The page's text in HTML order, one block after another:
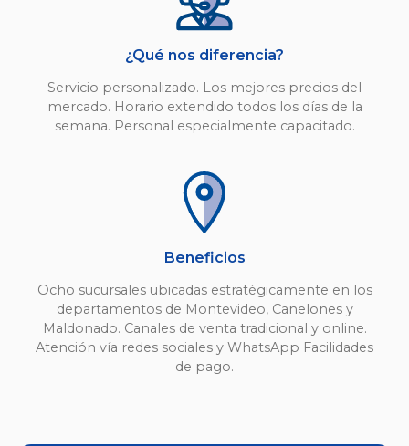
¿Qué nos diferencia?
Servicio personalizado. Los mejores precios del
mercado. Horario extendido todos los días de la
semana. Personal especialmente capacitado.
Beneficios
Ocho sucursales ubicadas estratégicamente en los
departamentos de Montevideo, Canelones y
Maldonado. Canales de venta tradicional y online.
Atención vía redes sociales y WhatsApp Facilidades
de pago.